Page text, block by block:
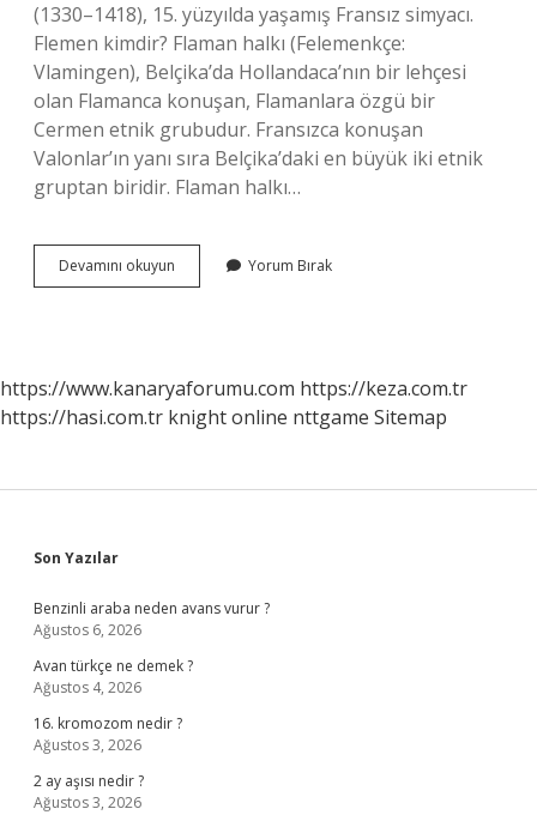
(1330–1418), 15. yüzyılda yaşamış Fransız simyacı.
Flemen kimdir? Flaman halkı (Felemenkçe:
Vlamingen), Belçika’da Hollandaca’nın bir lehçesi
olan Flamanca konuşan, Flamanlara özgü bir
Cermen etnik grubudur. Fransızca konuşan
Valonlar’ın yanı sıra Belçika’daki en büyük iki etnik
gruptan biridir. Flaman halkı…
Devamını okuyun
Yasıyor
Yorum Bırak
https://www.kanaryaforumu.com https://keza.com.tr
https://hasi.com.tr knight online nttgame Sitemap
Sidebar
Son Yazılar
Benzinli araba neden avans vurur ?
Ağustos 6, 2026
Avan türkçe ne demek ?
Ağustos 4, 2026
16. kromozom nedir ?
Ağustos 3, 2026
2 ay aşısı nedir ?
Ağustos 3, 2026